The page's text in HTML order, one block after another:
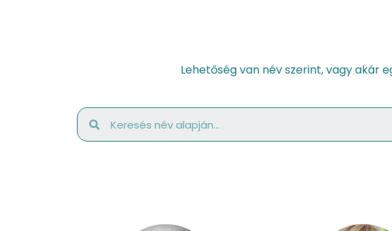
Lehetőség van név szerint, vagy akár